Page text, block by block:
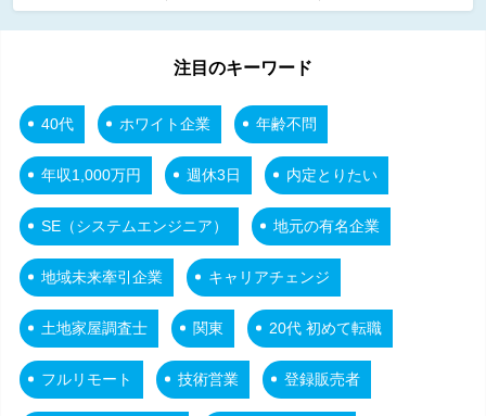
注目のキーワード
40代 ホワイト企業 年齢不問
年収1,000万円 週休3日 内定とりたい
SE（システムエンジニア） 地元の有名企業
地域未来牽引企業 キャリアチェンジ
土地家屋調査士 関東 20代 初めて転職
フルリモート 技術営業 登録販売者